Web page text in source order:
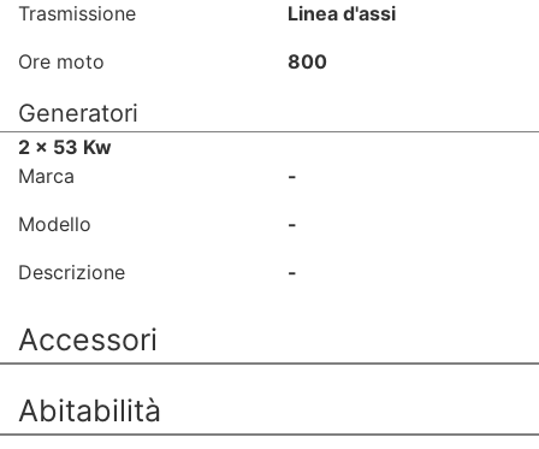
Trasmissione
Linea d'assi
Ore moto
800
Generatori
2 x 53 Kw
Marca
-
Modello
-
Descrizione
-
Accessori
Abitabilità